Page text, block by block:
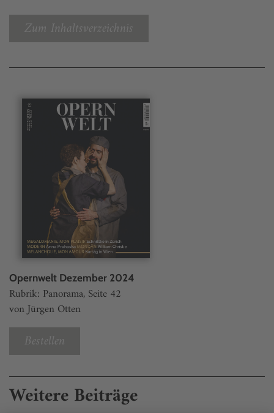
Zum Inhaltsverzeichnis
Opernwelt Dezember 2024
Rubrik: Panorama, Seite 42
von Jürgen Otten
Bestellen
Weitere Beiträge